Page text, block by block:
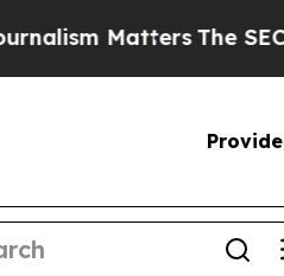
The SEC Bought Airline